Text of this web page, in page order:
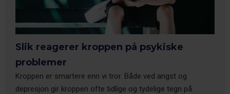
Slik reagerer kroppen på psykiske
problemer
Kroppen er smartere enn vi tror. Både ved angst og
depresjon gir kroppen ofte tidlige og tydelige tegn på